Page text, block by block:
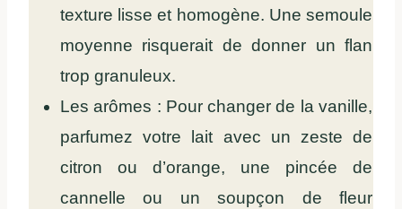
texture lisse et homogène. Une semoule
moyenne risquerait de donner un flan
trop granuleux.
Les arômes : Pour changer de la vanille,
parfumez votre lait avec un zeste de
citron ou d’orange, une pincée de
cannelle ou un soupçon de fleur